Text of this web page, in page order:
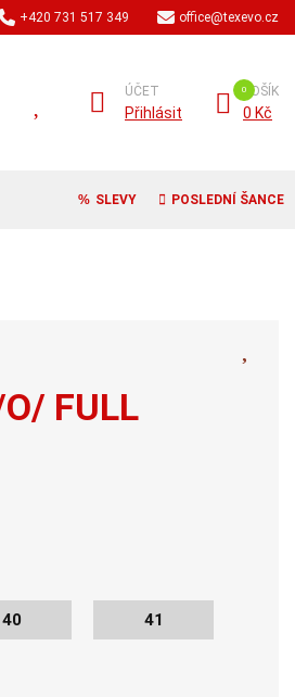
+420 731 517 349 office@texevo.cz
ÚČET
Přihlásit
KOŠÍK
0 Kč
SLEVY POSLEDNÍ ŠANCE
FULL
40 41